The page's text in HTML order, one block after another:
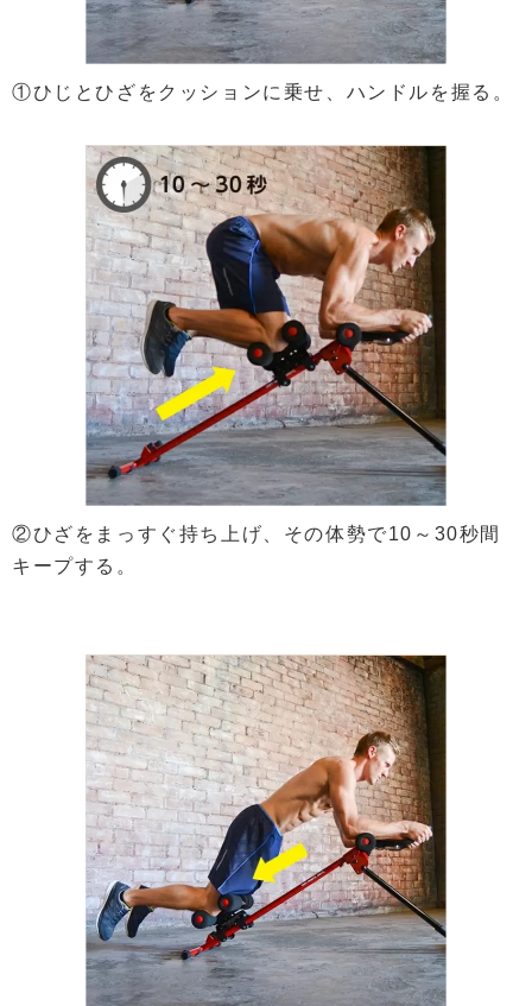
①ひじとひざをクッションに乗せ、ハンドルを握る。
②ひざをまっすぐ持ち上げ、その体勢で10～30秒間
キープする。